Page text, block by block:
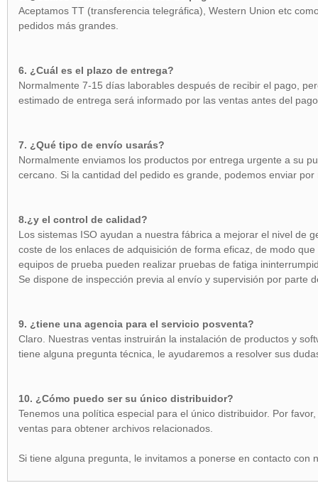
Aceptamos TT (transferencia telegráfica), Western Union etc
pedidos más grandes.
6. ¿Cuál es el plazo de entrega?
Normalmente 7-15 días laborables después de recibir el pago,
estimado de entrega será informado por las ventas antes del
7. ¿Qué tipo de envío usarás?
Normalmente enviamos los productos por entrega urgente a su
cercano. Si la cantidad del pedido es grande, podemos enviar por
8.¿y el control de calidad?
Los sistemas ISO ayudan a nuestra fábrica a mejorar el nivel de
coste de los enlaces de adquisición de forma eficaz, de modo
equipos de prueba pueden realizar pruebas de fatiga
Se dispone de inspección previa al envío y supervisión por parte
9. ¿tiene una agencia para el servicio posventa?
Claro. Nuestras ventas instruirán la instalación de productos y
tiene alguna pregunta técnica, le ayudaremos a resolver sus
10. ¿Cómo puedo ser su único distribuidor?
Tenemos una política especial para el único distribuidor. Por
ventas para obtener archivos relacionados.
Si tiene alguna pregunta, le invitamos a ponerse en contacto con